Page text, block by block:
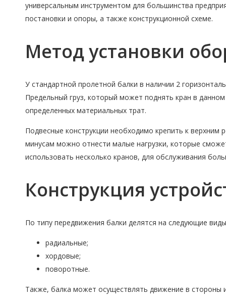
универсальным инструментом для большинства
постановки и опоры, а также конструкционной схеме.
Метод установки
У стандартной пролетной балки в наличии 2
Предельный груз, который может поднять кран в
определенных материальных трат.
Подвесные конструкции необходимо крепить к верхним
минусам можно отнести малые нагрузки, которые
использовать несколько кранов, для обслуживания
Конструкция
По типу передвижения балки делятся на следующие
радиальные;
хордовые;
поворотные.
Также, балка может осуществлять движение в стороны